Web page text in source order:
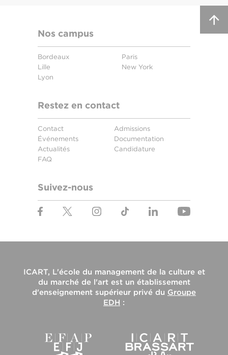
Nos campus
Bordeaux
Lille
Lyon
Paris
New York
Restez en contact
Contact
Événements
Actualités
FAQ
Admissions
Documentation
Candidature
Suivez-nous
ICART, L'école du management de la culture et
du marché de l'artest un établissement
d'enseignement supérieur privé du Groupe
EDH :